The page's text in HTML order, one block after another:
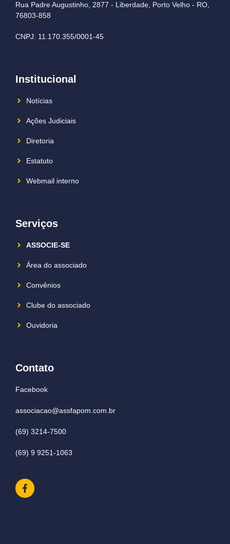
Rua Padre Augustinho, 2877 - Liberdade, Porto Velho - RO,
76803-858
CNPJ: 11.170.355/0001-45
Institucional
Notícias
Ações Judiciais
Diretoria
Estatuto
Webmail interno
Serviços
ASSOCIE-SE
Área do associado
Convênios
Clube do associado
Ouvidoria
Contato
Facebook
associacao@assfapom.com.br
(69) 3214-7500
(69) 9 9251-1063